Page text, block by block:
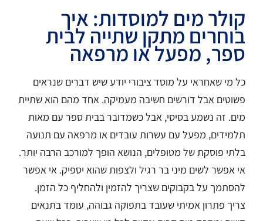
קולר מים למוסדות: איך
בוחרים מתקן שתייה לבית
ספר, מפעל או מרפאה
כל מי שאחראי על מוסד ציבורי יודע שיש דברים שנראים
פשוטים אבל דורשים חשיבה מעמיקה. אחד מהם הוא שתיית
מים. זה נשמע בסיסי, אבל כשמדובר בבית ספר עם מאות
תלמידים, מפעל עם עשרות עובדים או מרפאה עם תנועה
בלתי פוסקת של מטופלים, הנושא הופך למורכב הרבה יותר.
אי אפשר לשים מיני בר רגיל ולצפות שהוא יספיק. אי אפשר
להסתמך על בקבוקים שצריך להזמין ולהחליף כל הזמן.
צריך פתרון אמיתי שעובד בתפוקה גבוהה, עומד בתנאים